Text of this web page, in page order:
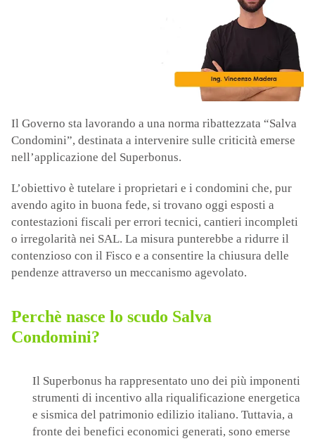
Il Governo sta lavorando a una norma ribattezzata “Salva
Condomini”, destinata a intervenire sulle criticità emerse
nell’applicazione del Superbonus.
L’obiettivo è tutelare i proprietari e i condomini che, pur
avendo agito in buona fede, si trovano oggi esposti a
contestazioni fiscali per errori tecnici, cantieri incompleti
o irregolarità nei SAL. La misura punterebbe a ridurre il
contenzioso con il Fisco e a consentire la chiusura delle
pendenze attraverso un meccanismo agevolato.
Perchè nasce lo scudo Salva
Condomini?
Il Superbonus ha rappresentato uno dei più imponenti
strumenti di incentivo alla riqualificazione energetica
e sismica del patrimonio edilizio italiano. Tuttavia, a
fronte dei benefici economici generati, sono emerse